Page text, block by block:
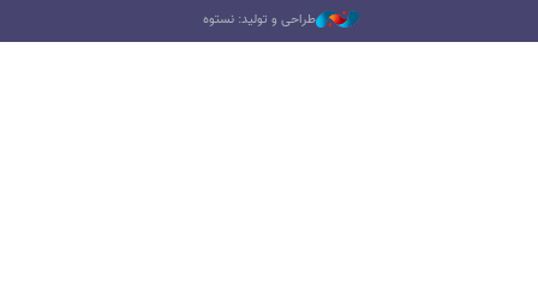
طراحی و تولید: نستوه